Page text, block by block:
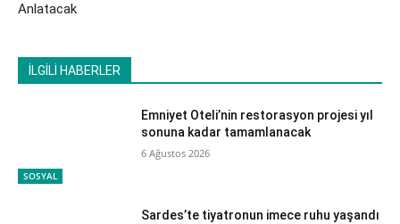
Anlatacak
İLGİLİ HABERLER
SOSYAL
Emniyet Oteli’nin restorasyon projesi yıl
sonuna kadar tamamlanacak
6 Ağustos 2026
Sardes’te tiyatronun imece ruhu yaşandı